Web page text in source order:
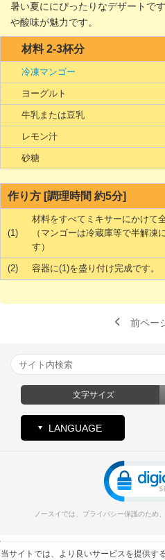
暑い夏ににぴったりなデザートで
や酸味が魅力です。
材料 2-3杯分
冷凍マンゴー
ヨーグルト
牛乳または豆乳
レモン汁
砂糖
作り方 [調理時間 約5分]
(1)
材料をすべてミキサーにかけて
（マンゴーは冷蔵庫等で半解凍
す）
(2) 容器に(1)を盛り付け完成です。
前ペー
文字サイズ
LANGUAGE
ノースイでは、プライバシー保護のため
プライバシーポリシー
当サイトでは、より良いサービスを提供す